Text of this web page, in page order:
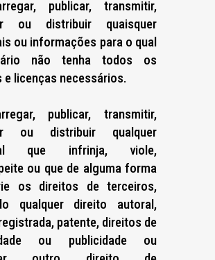
publicar, transmitir,
ou distribuir quaisquer
ou informações para o qual
não tenha todos os
e licenças necessários.
publicar, transmitir,
ou distribuir qualquer
que infrinja, viole,
ou que de alguma forma
os direitos de terceiros,
qualquer direito autoral,
patente, direitos de
ou publicidade ou